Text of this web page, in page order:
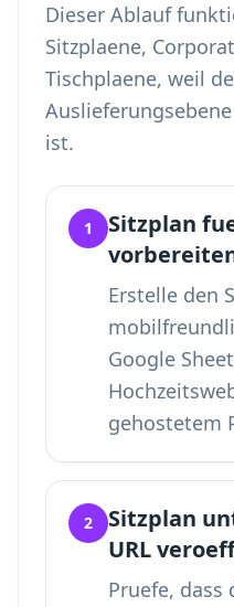
Dieser Ablauf
Sitzplaene,
Tischplaene, weil
ist.
1
Sitzplan
Erstelle den
Google
gehostetem
2
Sitzplan
URL
Pruefe, dass